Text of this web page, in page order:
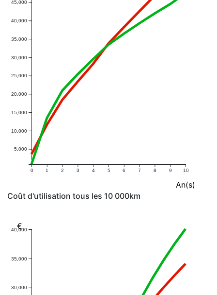
0 1 2 3 4 5 6 7 8 9 10
5,000
10,000
15,000
20,000
25,000
30,000
35,000
40,000
45,000
An(s)
Coût d'utilisation tous les 10 000km
30,000
35,000
40,000
€